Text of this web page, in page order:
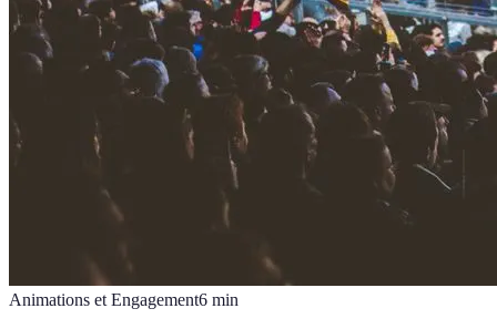
Animations et Engagement6 min